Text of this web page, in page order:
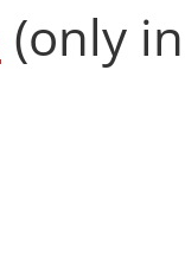
(only